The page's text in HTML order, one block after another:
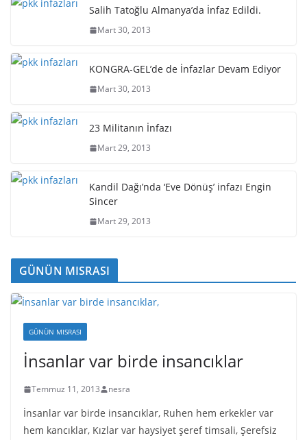
Salih Tatoğlu Almanya’da İnfaz Edildi.
Mart 30, 2013
KONGRA-GEL’de de İnfazlar Devam Ediyor
Mart 30, 2013
23 Militanın İnfazı
Mart 29, 2013
Kandil Dağı’nda ‘Eve Dönüş’ infazı Engin
Sincer
Mart 29, 2013
GÜNÜN MISRASI
GÜNÜN MISRASI
İnsanlar var birde insancıklar
Temmuz 11, 2013 nesra
İnsanlar var birde insancıklar, Ruhen hem erkekler var
hem kancıklar, Kızlar var haysiyet şeref timsali, Şerefsiz